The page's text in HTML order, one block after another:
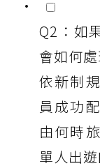
Q2：如
會如何處
依新制
員成功
由何時
單人出